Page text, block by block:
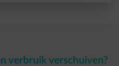
verbruik verschuiven?